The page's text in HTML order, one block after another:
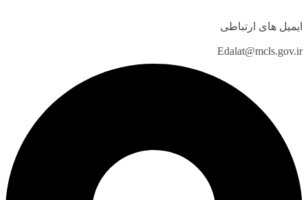
ایمیل های ارتباطی
Edalat@mcls.gov.ir